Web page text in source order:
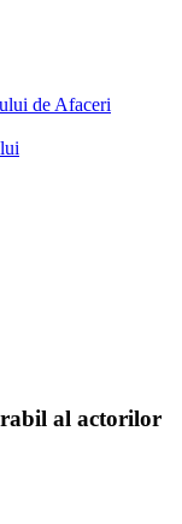
de Afaceri
al actorilor